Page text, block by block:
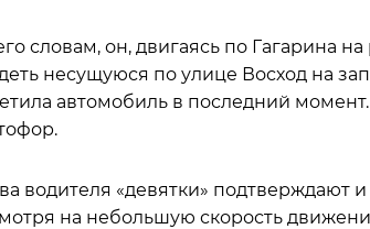
словам, он, двигаясь по Гагарина
несущуюся по улице Восход на
автомобиль в последний
водителя «девятки» подтверждают
на небольшую скорость